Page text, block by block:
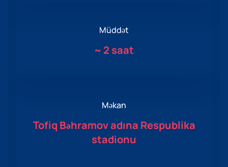
Müddət
~ 2 saat
Məkan
Tofiq Bəhramov adına Respublika
stadionu